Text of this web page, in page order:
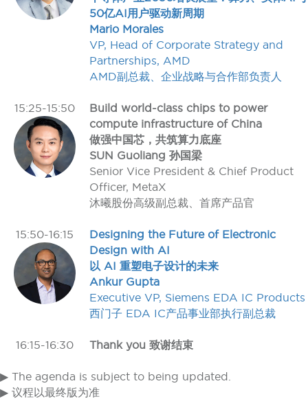
50亿AI用户驱动新周期
Mario Morales
VP, Head of Corporate Strategy and
Partnerships, AMD
AMD副总裁、企业战略与合作部负责人
15:25-15:50
Build world-class chips to power
compute infrastructure of China
做强中国芯，共筑算力底座
SUN Guoliang 孙国梁
Senior Vice President & Chief Product
Officer‌, MetaX
沐曦股份高级副总裁、首席产品官
15:50-16:15
Designing the Future of Electronic
Design with AI
以 AI 重塑电子设计的未来
Ankur Gupta
Executive VP, Siemens EDA IC Products
西门子 EDA IC产品事业部执行副总裁
16:15-16:30 Thank you 致谢结束
▶ The agenda is subject to being updated.
▶ 议程以最终版为准